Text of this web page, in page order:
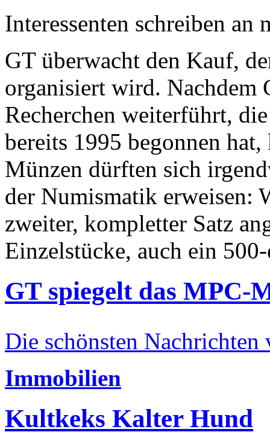
Interessenten schreiben
GT überwacht den Kauf,
organisiert wird. Nachdem
Recherchen weiterführt,
bereits 1995 begonnen
Münzen dürften sich
der Numismatik erweisen:
zweiter, kompletter Satz
Einzelstücke, auch ein
GT spiegelt das MPC-
Die schönsten Nachrichten
Immobilien
Kultkeks Kalter Hund